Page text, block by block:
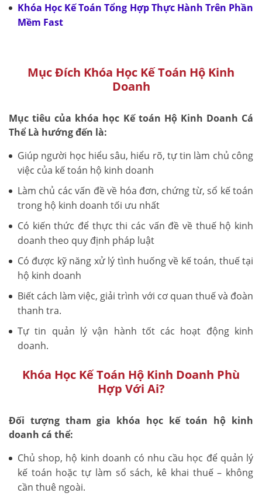
Khóa Học Kế Toán Tổng Hợp Thực Hành Trên Phần
Mềm Fast
Mục Đích Khóa Học Kế Toán Hộ Kinh
Doanh
Mục tiêu của khóa học Kế toán Hộ Kinh Doanh Cá
Thể Là hướng đến là:
Giúp người học hiểu sâu, hiểu rõ, tự tin làm chủ công
việc của kế toán hộ kinh doanh
Làm chủ các vấn đề về hóa đơn, chứng từ, sổ kế toán
trong hộ kinh doanh tối ưu nhất
Có kiến thức để thực thi các vấn đề về thuế hộ kinh
doanh theo quy định pháp luật
Có được kỹ năng xử lý tình huống về kế toán, thuế tại
hộ kinh doanh
Biết cách làm việc, giải trình với cơ quan thuế và đoàn
thanh tra.
Tự tin quản lý vận hành tốt các hoạt động kinh
doanh.
Khóa Học Kế Toán Hộ Kinh Doanh Phù
Hợp Với Ai?
Đối tượng tham gia khóa học kế toán hộ kinh
doanh cá thể:
Chủ shop, hộ kinh doanh có nhu cầu học để quản lý
kế toán hoặc tự làm sổ sách, kê khai thuế – không
cần thuê ngoài.